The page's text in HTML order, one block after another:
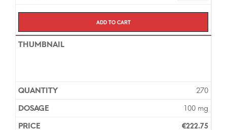
Add to cart
270
100 mg
€222.75